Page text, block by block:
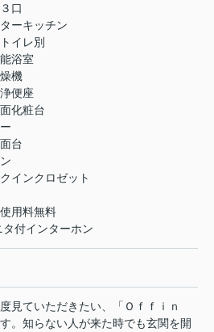
口
ーキッチン
イレ別
浴室
機
便座
化粧台
台
インクロゼット
用料無料
タ付インターホン
見ていただきたい、「Ｏｆｆｉｎ
。知らない人が来た時でも玄関を開